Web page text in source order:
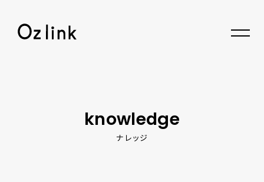
knowledge
ナレッジ